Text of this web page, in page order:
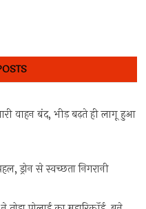
वाहन बंद, भीड़ बढ़ते ही लागू हुआ
ड्रोन से स्वच्छता निगरानी